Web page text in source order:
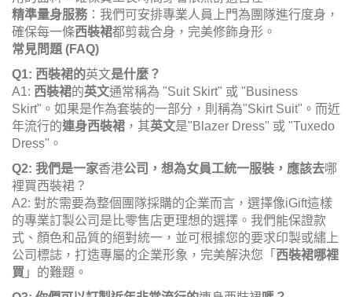
精準量身服務 ：我們可安排專業人員上門為團隊進行度身，
確保每一條西裝裙都剪裁合身，完美修飾身形。
常見問題 (FAQ)
Q1: 西裝裙的英文是什麼？
A1: 西裝裙的英文通常稱為 "Suit Skirt" 或 "Business
Skirt"。如果是作為套裝的一部分，則稱為"Skirt Suit"。而近
年流行的連身西裝裙 ，其英文是"Blazer Dress" 或 "Tuxedo
Dress"。
Q2: 我們是一家香港公司，想為女員工統一服裝，應該去哪
裡買西裝裙？
A2: 對於需要為整個團隊採購的企業而言，選擇像iGift這樣
的專業訂製公司是比零售店更理想的選擇。我們能保證款
式、顏色和品質的絕對統一，並可根據您的要求印製或繡上
公司標誌，打造專屬的企業形象，完美解決您「 西裝裙哪裡
買 」的難題。